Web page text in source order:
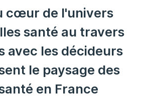
cœur de l'univers
santé au travers
avec les décideurs
le paysage des
en France